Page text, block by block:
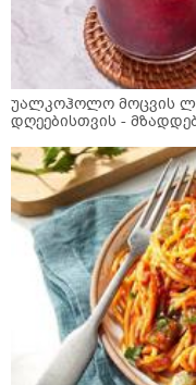
უალკოჰოლო მოცვის
დღეებისთვის -